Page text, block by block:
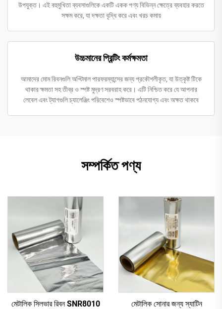
উপযুক্ত। এই বহুমুখিতা ব্যবসাগুলিকে একটি একক পণ্য বিভিন্ন ক্ষেত্রে ব্যবহার করতে
সক্ষম করে, যা দক্ষতা বৃদ্ধি করে এবং খরচ কমায়
উচ্চমানের প্রিন্টিং কর্মক্ষমতা
আমাদের মোম রিবনগুলি অপ্টিমাল পারফরম্যান্সের জন্য প্রকৌশলীকৃত, যা উত্কৃষ্ট টিকে
থাকার ক্ষমতা সহ তীব্র ও স্পষ্ট মুদ্রণ সরবরাহ করে। এটি নিশ্চিত করে যে আপনার
লেবেল এবং ট্যাগগুলি চ্যালেঞ্জিং পরিবেশেও স্পষ্টভাবে পঠনযোগ্য এবং অক্ষত থাকবে
সম্পর্কিত পণ্য
মেটালিক সিলভার রিবন SNR8010
মেটালিক সোনার জন্য স্যাটিন